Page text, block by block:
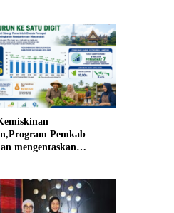
Pemkab
mengentaskan